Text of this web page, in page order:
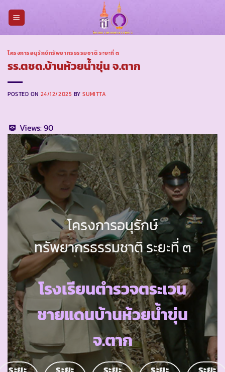
โครงการอนุรักษ์ทรัพยากรธรรมชาติ ระยะที่ ๓
รร.ตชด.บ้านห้วยน้ำขุ่น จ.ตาก
POSTED ON 24/12/2025 BYSUMITTA
Views:90
โครงการอนุรักษ์
ทรัพยากรธรรมชาติ ระยะที่ ๓
โรงเรียนตำรวจตระเวน
ชายแดนบ้านห้วยน้ำขุ่น
จ.ตาก